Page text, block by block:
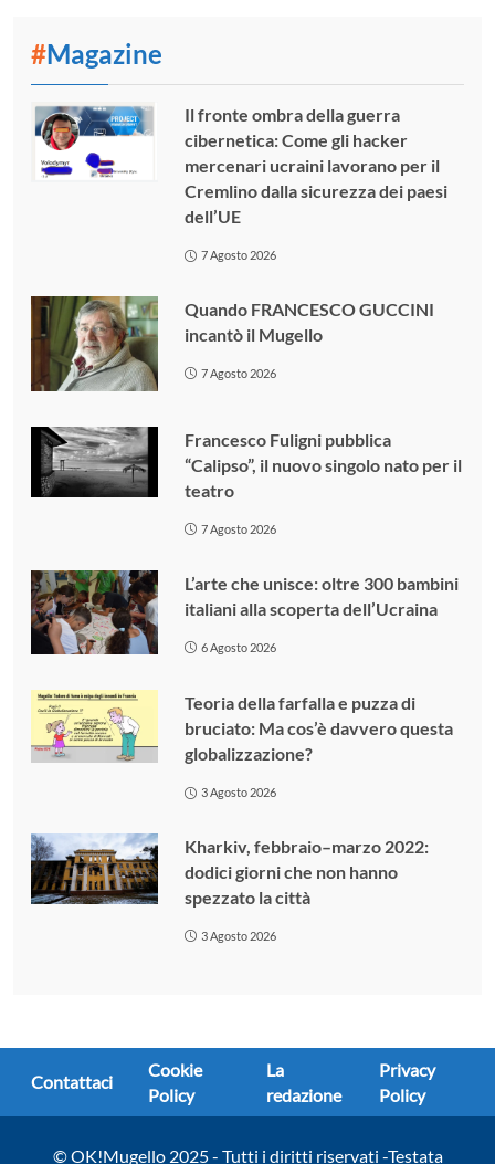
#Magazine
Il fronte ombra della guerra
cibernetica: Come gli hacker
mercenari ucraini lavorano per il
Cremlino dalla sicurezza dei paesi
dell’UE
7 Agosto 2026
Quando FRANCESCO GUCCINI
incantò il Mugello
7 Agosto 2026
Francesco Fuligni pubblica
“Calipso”, il nuovo singolo nato per il
teatro
7 Agosto 2026
L’arte che unisce: oltre 300 bambini
italiani alla scoperta dell’Ucraina
6 Agosto 2026
Teoria della farfalla e puzza di
bruciato: Ma cos’è davvero questa
globalizzazione?
3 Agosto 2026
Kharkiv, febbraio–marzo 2022:
dodici giorni che non hanno
spezzato la città
3 Agosto 2026
Contattaci
Cookie
Policy
La
redazione
Privacy
Policy
© OK!Mugello 2025 - Tutti i diritti riservati -Testata